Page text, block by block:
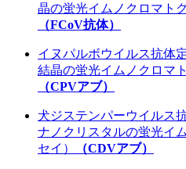
晶の蛍光イムノクロマト
（FCoV抗体）
イヌパルボウイルス抗体
結晶の蛍光イムノクロマ
（CPVアブ）
犬ジステンパーウイルス
ナノクリスタルの蛍光イ
セイ）
（CDVアブ）